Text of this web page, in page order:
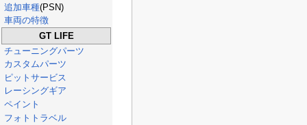
追加車種(PSN)
車両の特徴
GT LIFE
チューニングパーツ
カスタムパーツ
ピットサービス
レーシングギア
ペイント
フォトトラベル